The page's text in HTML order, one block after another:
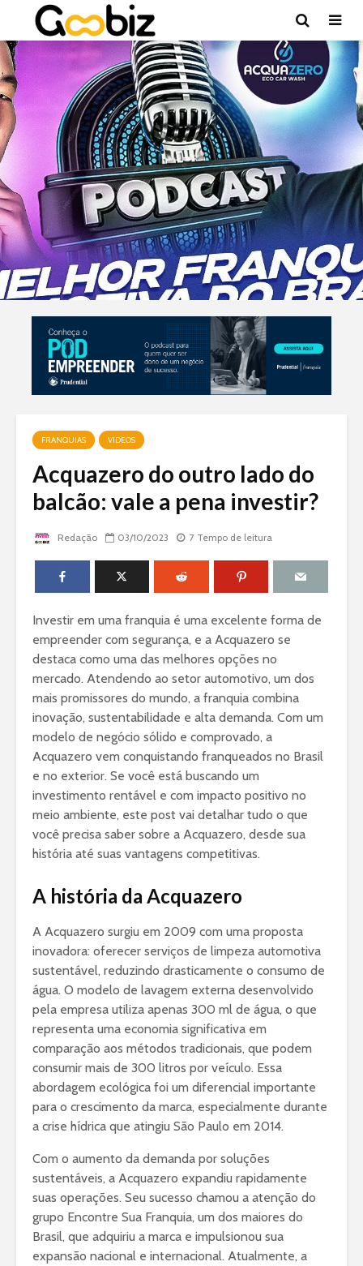
FRANQUIAS VIDEOS
Acquazero do outro lado do
balcão: vale a pena investir?
Redação 03/10/2023 7 Tempo de leitura
Investir em uma franquia é uma excelente forma de
empreender com segurança, e a Acquazero se
destaca como uma das melhores opções no
mercado. Atendendo ao setor automotivo, um dos
mais promissores do mundo, a franquia combina
inovação, sustentabilidade e alta demanda. Com um
modelo de negócio sólido e comprovado, a
Acquazero vem conquistando franqueados no Brasil
e no exterior. Se você está buscando um
investimento rentável e com impacto positivo no
meio ambiente, este post vai detalhar tudo o que
você precisa saber sobre a Acquazero, desde sua
história até suas vantagens competitivas.
A história da Acquazero
A Acquazero surgiu em 2009 com uma proposta
inovadora: oferecer serviços de limpeza automotiva
sustentável, reduzindo drasticamente o consumo de
água. O modelo de lavagem externa desenvolvido
pela empresa utiliza apenas 300 ml de água, o que
representa uma economia significativa em
comparação aos métodos tradicionais, que podem
consumir mais de 300 litros por veículo. Essa
abordagem ecológica foi um diferencial importante
para o crescimento da marca, especialmente durante
a crise hídrica que atingiu São Paulo em 2014.
Com o aumento da demanda por soluções
sustentáveis, a Acquazero expandiu rapidamente
suas operações. Seu sucesso chamou a atenção do
grupo Encontre Sua Franquia, um dos maiores do
Brasil, que adquiriu a marca e impulsionou sua
expansão nacional e internacional. Atualmente, a